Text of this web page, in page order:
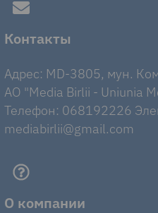
Контакты
Адрес: MD-3805, мун.
AO "Media Birlii - Uniunia
Телефон: 068192226
mediabirlii@gmail.com
О компании